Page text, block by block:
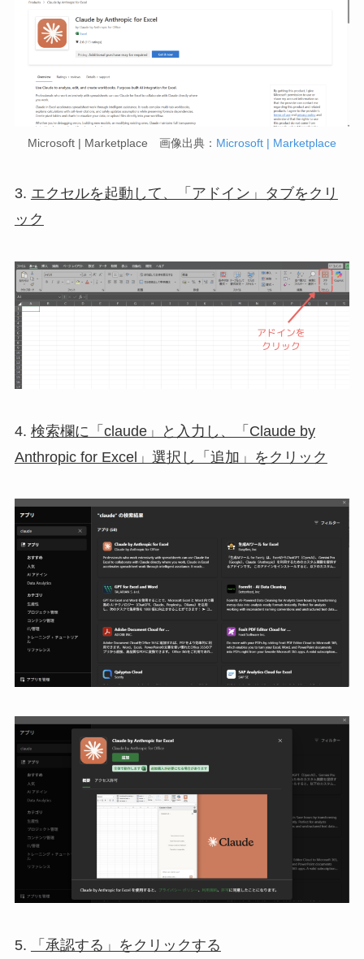
Microsoft | Marketplace 画像出典： Microsoft | Marketplace
3. エクセルを起動して、「アドイン」タブをクリ
ック
4. 検索欄に「claude」と入力し、「Claude by
Anthropic for Excel」選択し「追加」をクリック
5. 「承認する」をクリックする